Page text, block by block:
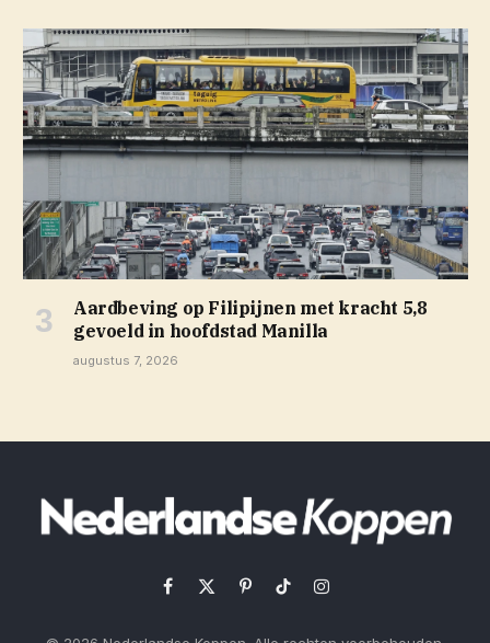
Aardbeving op Filipijnen met kracht 5,8
gevoeld in hoofdstad Manilla
augustus 7, 2026
Facebook
X
PinterestTikTokInstagram